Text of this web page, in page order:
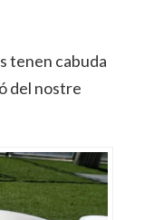
tenen cabuda
del nostre